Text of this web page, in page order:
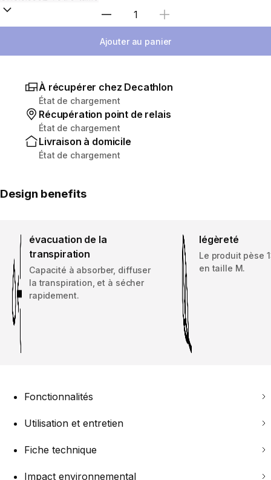
Sélectionnez la quantité
Ajouter au panier
À récupérer chez Decathlon
État de chargement
Récupération point de relais
État de chargement
Livraison à domicile
État de chargement
Design benefits
évacuation de la
transpiration
Capacité à absorber, diffuser
la transpiration, et à sécher
rapidement.
légèreté
Le produit pèse
en taille M.
Fonctionnalités
Utilisation et entretien
Fiche technique
Impact environnemental